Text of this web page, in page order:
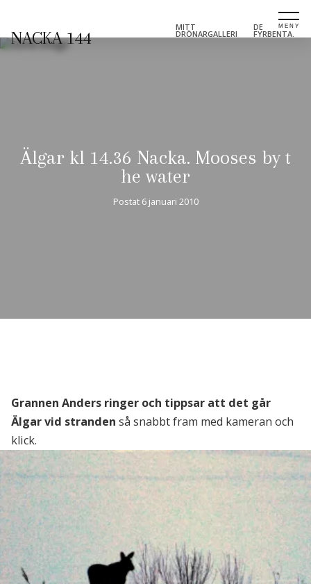
NACKA 144
MITT
DRÖNARGALLERI
DE
FYRBENTA.
Älgar kl 14.36 Nacka. Mooses by t
he water
Postat 6 januari 2010
Grannen Anders ringer och tippsar att det går
Älgar vid strandenså snabbt fram med kameran och
klick.